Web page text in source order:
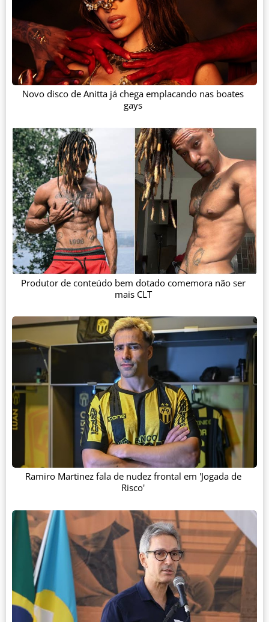
Novo disco de Anitta já chega emplacando nas boates
gays
Produtor de conteúdo bem dotado comemora não ser
mais CLT
Ramiro Martinez fala de nudez frontal em 'Jogada de
Risco'